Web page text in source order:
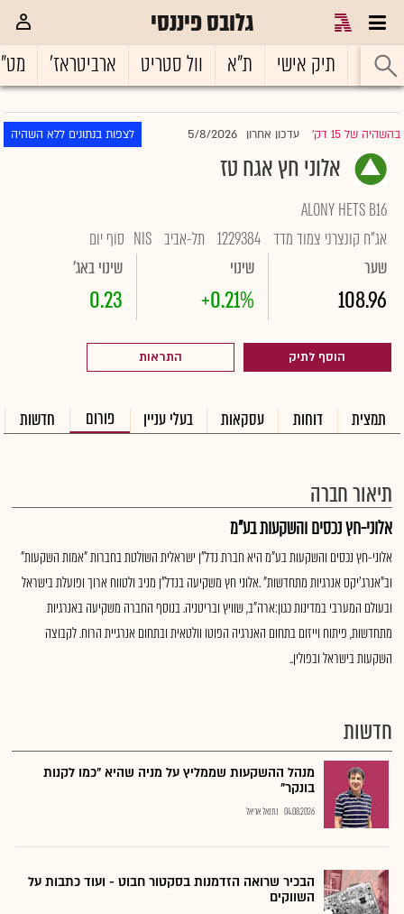
גלובס פיננסי
ראשי תיק אישי ת"א וול סטריט ארביטראז'
בהשהיה של 15 דק' |עדכון אחרון 5/8/2026 לצפות בנתונים ללא השהיה
אלוני חץ אגח טז
ALONY HETS B16
אג"ח קונצרני צמוד מדד 1229384 תל-אביב NIS סוף יום
שער
108.96
שינוי
+0.21%
שינוי באג'
0.23
הוסף לתיק התראות
תמצית דוחות עסקאות בעלי עניין פורום חדשות
תיאור חברה
אלוני-חץ נכסים והשקעות בע"מ
אלוני-חץ נכסים והשקעות בע"מ היא חברת נדל"ן ישראלית השולטת בחברות "אמות השקעות"
וב"אנרג'יקס אנרגיות מתחדשות" .אלוני חץ משקיעה בנדל"ן מניב ולטווח ארוך ופועלת בישראל
ובעולם המערבי במדינות כגון:ארה"ב, שוויץ ובריטניה. בנוסף החברה משקיעה באנרגיות
מתחדשות, פיתוח וייזום בתחום האנרגיה הפוטו וולטאית ובתחום אנרגיית הרוח. לקבוצה
השקעות בישראל ובפולין..
חדשות
מנהל ההשקעות שממליץ על מניה שהיא "כמו לקנות
בונקר"
04.08.2026 נתנאל אריאל
הבכיר שרואה הזדמנות בסקטור חבוט - ועוד כתבות על
השווקים